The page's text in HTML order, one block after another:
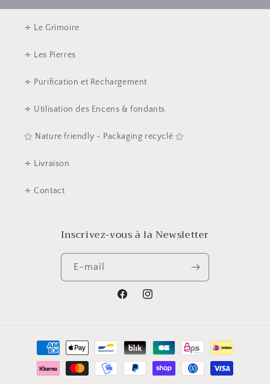
∻ Le Grimoire
∻ Les Pierres
∻ Purification et Rechargement
∻ Utilisation des Encens & fondants
⚝ Nature friendly - Packaging recyclé ⚝
∻ Livraison
∻ Contact
Inscrivez-vous à la Newsletter
E-mail
FacebookInstagram
Moyens
paiement